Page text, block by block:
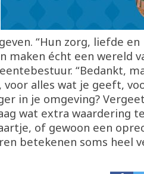
“Hun zorg, liefde en
maken écht een wereld
“Bedankt,
voor alles wat je geeft,
in je omgeving?
wat extra waardering
of gewoon een
betekenen soms heel